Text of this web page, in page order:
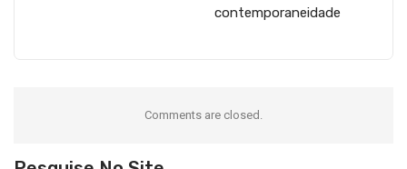
contemporaneidade
Comments are closed.